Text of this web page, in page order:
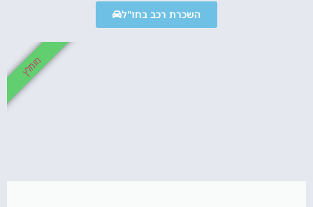
השכרת רכב בחו"ל
מומלץ